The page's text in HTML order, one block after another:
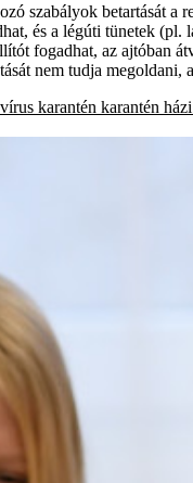
szabályok betartását a
és a légúti tünetek
fogadhat, az ajtóban
nem tudja megoldani,
karantén karantén